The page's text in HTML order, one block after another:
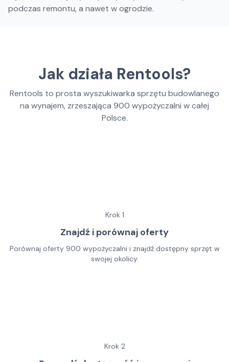
podczas remontu, a nawet w ogrodzie.
Jak działa Rentools?
Rentools to prosta wyszukiwarka sprzętu budowlanego
na wynajem, zrzeszająca 900 wypożyczalni w całej
Polsce.
Krok 1
Znajdź i porównaj oferty
Porównaj oferty 900 wypożyczalni i znajdź dostępny sprzęt w
swojej okolicy.
Krok 2